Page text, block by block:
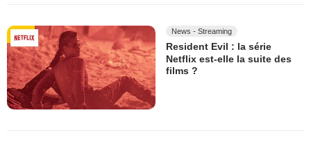
News - Streaming
Resident Evil : la série
Netflix est-elle la suite des
films ?